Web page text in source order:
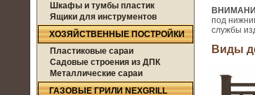
под
службы
Виды
Шкафы и тумбы пластик
Ящики для инструментов
ХОЗЯЙСТВЕННЫЕ ПОСТРОЙКИ
Пластиковые сараи
Садовые строения из ДПК
Металлические сараи
ГАЗОВЫЕ ГРИЛИ NEXGRILL